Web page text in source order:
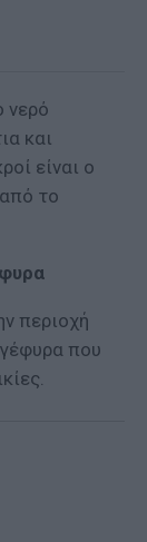
νερό
και
είναι ο
το
περιοχή
που